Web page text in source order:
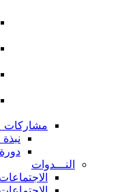
مشاركات
النـــدوات
الاجتماعات